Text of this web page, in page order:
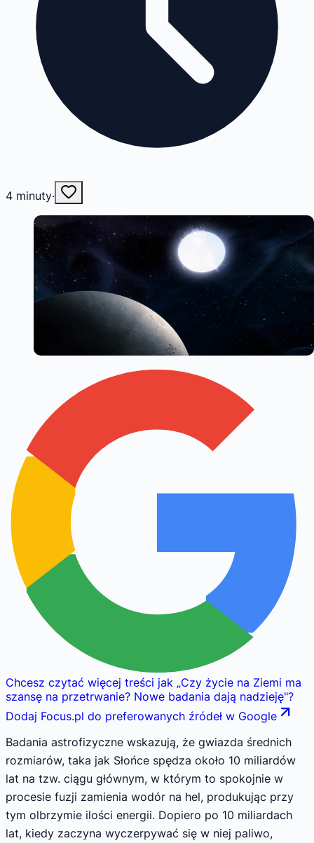
4 minuty·
Chcesz czytać więcej treści jak „Czy życie na Ziemi ma
szansę na przetrwanie? Nowe badania dają nadzieję"?
Dodaj Focus.pl do preferowanych źródeł w Google
Badania astrofizyczne wskazują, że gwiazda średnich
rozmiarów, taka jak Słońce spędza około 10 miliardów
lat na tzw. ciągu głównym, w którym to spokojnie w
procesie fuzji zamienia wodór na hel, produkując przy
tym olbrzymie ilości energii. Dopiero po 10 miliardach
lat, kiedy zaczyna wyczerpywać się w niej paliwo,